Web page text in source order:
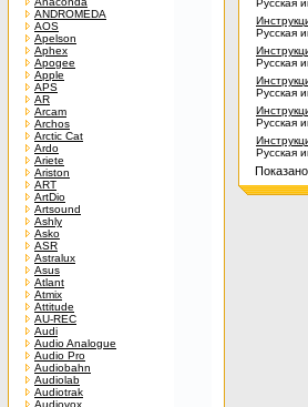
ANDROMEDA
AOS
Apelson
Aphex
Apogee
Apple
APS
AR
Arcam
Archos
Arctic Cat
Ardo
Ariete
Ariston
ART
ArtDio
Artsound
Ashly
Asko
ASR
Astralux
Asus
Atlant
Atmix
Attitude
AU-REC
Audi
Audio Analogue
Audio Pro
Audiobahn
Audiolab
Audiotrak
Audiovox
Русская
Русская
Русская
Русская
Русская
Русская
Показано